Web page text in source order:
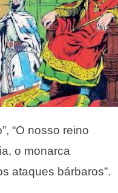
“O nosso reino
o monarca
ataques bárbaros”.